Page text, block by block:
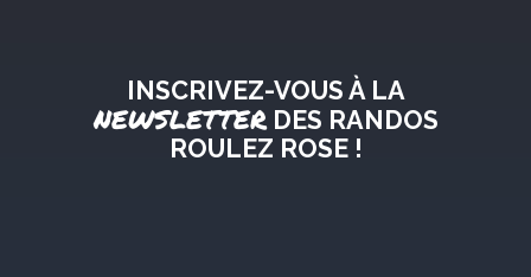
INSCRIVEZ-VOUS À LA
NEWSLETTERDES RANDOS
ROULEZ ROSE !